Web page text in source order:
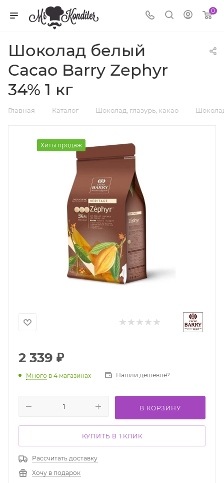
0
Шоколад белый
Cacao Barry Zephyr
34% 1 кг
Главная — Каталог — Шоколад, глазурь, какао —
Хиты продаж
2 339 ₽
Много в 4 магазинах Нашли дешевле?
В КОРЗИНУ
КУПИТЬ В 1 КЛИК
Рассчитать доставку
Хочу в подарок